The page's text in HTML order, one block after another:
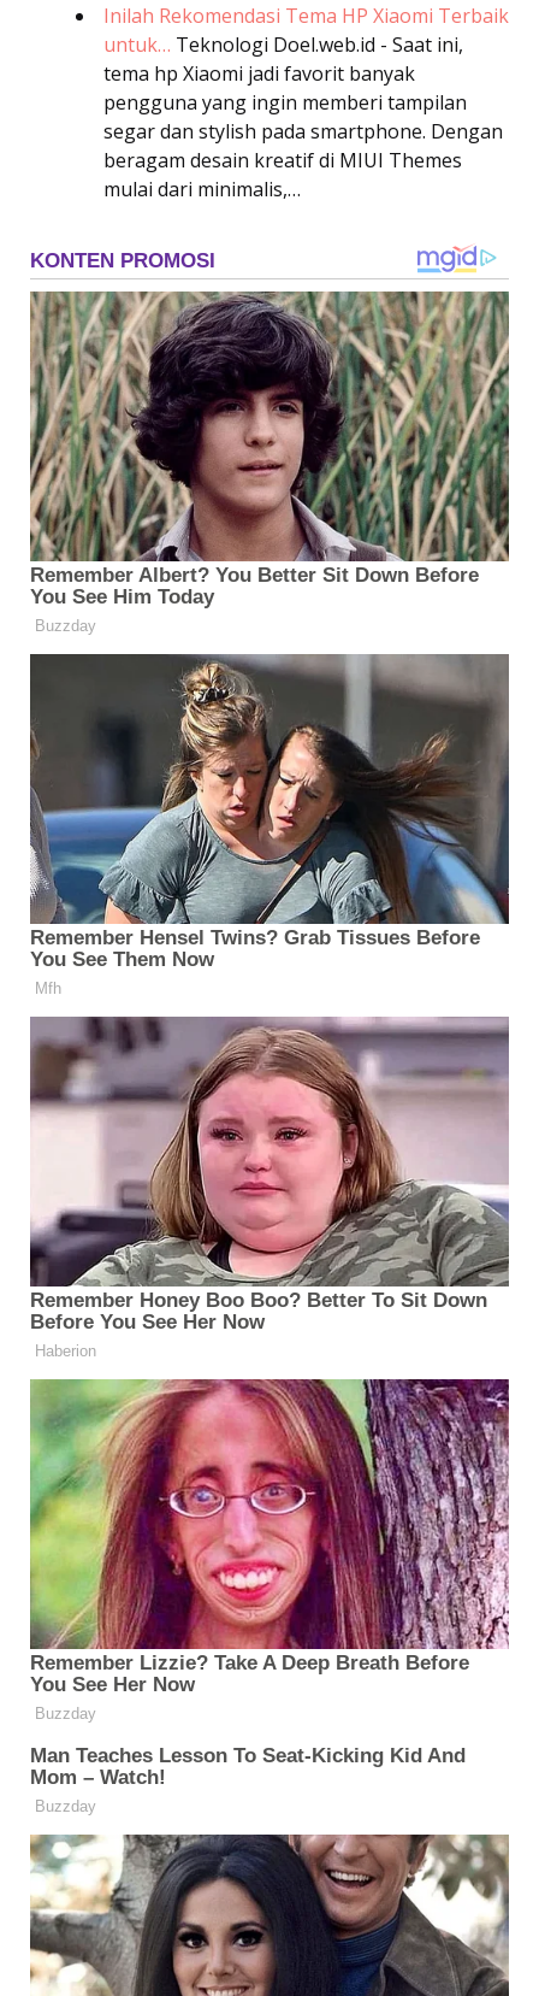
Inilah Rekomendasi Tema HP Xiaomi Terbaik
untuk… Teknologi Doel.web.id - Saat ini,
tema hp Xiaomi jadi favorit banyak
pengguna yang ingin memberi tampilan
segar dan stylish pada smartphone. Dengan
beragam desain kreatif di MIUI Themes
mulai dari minimalis,…